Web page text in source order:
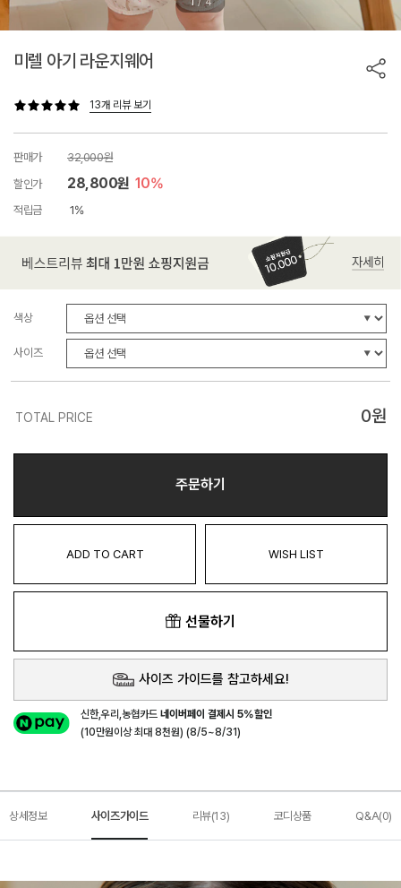
1 4
미렐 아기 라운지웨어
13개 리뷰 보기
판매가
32,000원
할인가
28,800원 10%
적립금 1%
색상
사이즈
TOTAL PRICE 0원
주문하기
ADD TO CART WISH LIST
선물하기
사이즈 가이드를 참고하세요!
신한,우리,농협카드네이버페이 결제시 5%할인
(10만원이상 최대 8천원) (8/5~8/31)
상세정보 사이즈가이드 리뷰(13) 코디상품 Q&A(0)